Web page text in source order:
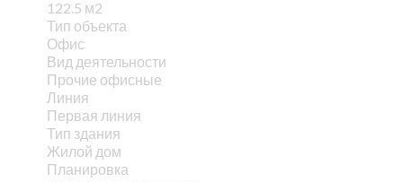
122.5 м2
Тип объекта
Офис
Вид деятельности
Прочие офисные
Линия
Первая линия
Тип здания
Жилой дом
Планировка